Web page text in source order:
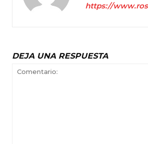
https://
DEJA UNA RESPUESTA